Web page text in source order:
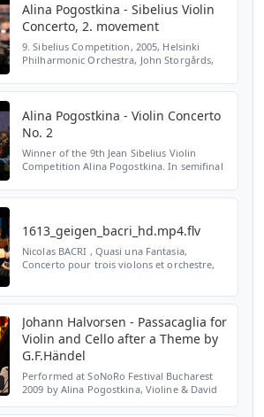
Alina Pogostkina - Sibelius Violin
Concerto, 2. movement
9. Sibelius Competition, 2005, Helsinki
Philharmonic Orchestra, John Storgårds,
Alina Pogostkina - Violin Concerto
No. 2
Winner of the 9th Jean Sibelius Violin
Competition Alina Pogostkina. In semifinal
1613_geigen_bacri_hd.mp4.flv
Nicolas BACRI , Quasi una Fantasia,
Concerto pour trois violons et orchestre,
Johann Halvorsen - Passacaglia for
Violin and Cello after a Theme by
G.F.Händel
Performed at SoNoRo Festival Bucharest
2009 by Alina Pogostkina, Violine & David